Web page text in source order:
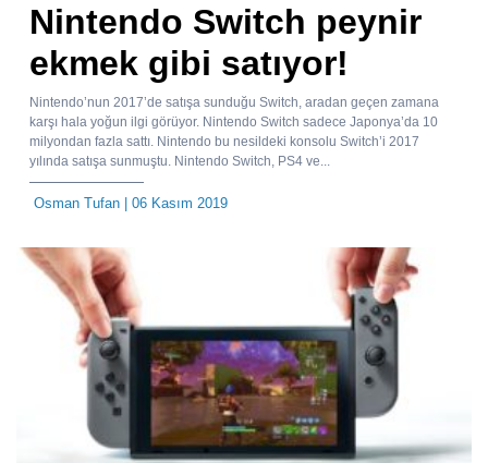
Nintendo Switch peynir
ekmek gibi satıyor!
Nintendo’nun 2017’de satışa sunduğu Switch, aradan geçen zamana
karşı hala yoğun ilgi görüyor. Nintendo Switch sadece Japonya’da 10
milyondan fazla sattı. Nintendo bu nesildeki konsolu Switch’i 2017
yılında satışa sunmuştu. Nintendo Switch, PS4 ve...
Osman Tufan | 06 Kasım 2019